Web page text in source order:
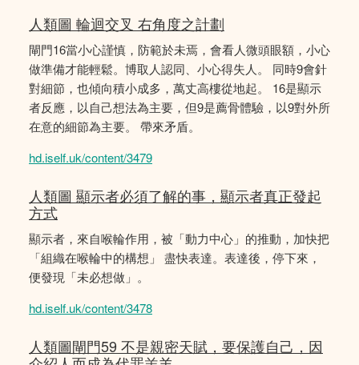
人類圖 輪迴交叉 右角度之計劃
閘門16當小心謹慎，防範於未焉，會看人微頭眼額，小心
做準備才能輕鬆。博取人認同、小心得失人。 同時9會針
對細節，也傾向積小成多，萬丈高樓從地起。 16是顯示
者反應，以自己想法為主要，但9是薦骨體驗，以9對外所
在意的細節為主要。 帶來矛盾。
hd.iself.uk/content/3479
人類圖 顯示者必須了解的事，顯示者真正發起
方式
顯示者，來自喉輪作用，被「動力中心」的推動，加快把
「組織在喉輪中的構想」 盡快表達。表達後，停下來，
便發現「未必想做」。
hd.iself.uk/content/3478
人類圖閘門59 不是親密天賦，要保護自己，因